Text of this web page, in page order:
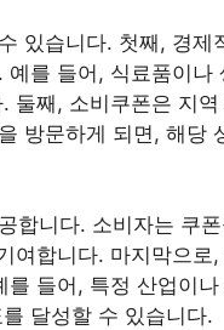
있습니다. 첫째, 경제
를 들어, 식료품이
둘째, 소비쿠폰은 지
방문하게 되면, 해당
합니다. 소비자는 쿠
여합니다. 마지막으
들어, 특정 산업이
달성할 수 있습니다.